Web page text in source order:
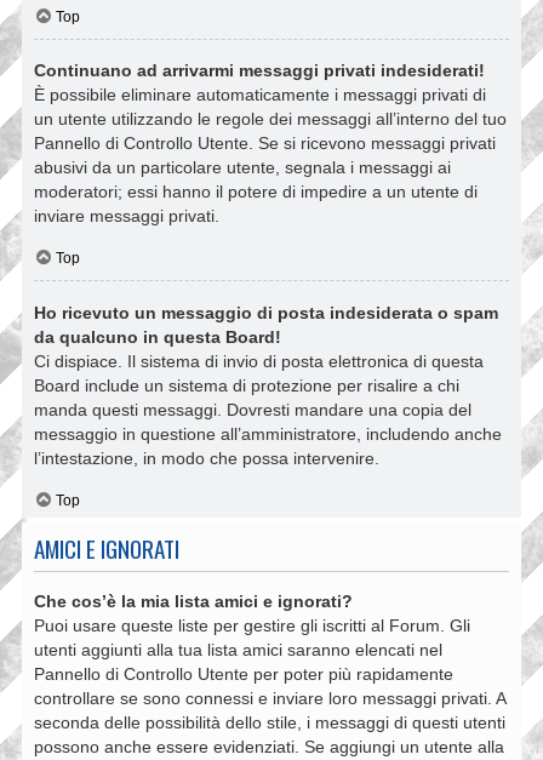
Top
Continuano ad arrivarmi messaggi privati indesiderati!
È possibile eliminare automaticamente i messaggi privati ​​di
un utente utilizzando le regole dei messaggi all’interno del tuo
Pannello di Controllo Utente. Se si ricevono messaggi privati ​​
abusivi da un particolare utente, segnala i messaggi ai
moderatori; essi hanno il potere di impedire a un utente di
inviare messaggi privati​​.
Top
Ho ricevuto un messaggio di posta indesiderata o spam
da qualcuno in questa Board!
Ci dispiace. Il sistema di invio di posta elettronica di questa
Board include un sistema di protezione per risalire a chi
manda questi messaggi. Dovresti mandare una copia del
messaggio in questione all’amministratore, includendo anche
l’intestazione, in modo che possa intervenire.
Top
AMICI E IGNORATI
Che cos’è la mia lista amici e ignorati?
Puoi usare queste liste per gestire gli iscritti al Forum. Gli
utenti aggiunti alla tua lista amici saranno elencati nel
Pannello di Controllo Utente per poter più rapidamente
controllare se sono connessi e inviare loro messaggi privati. A
seconda delle possibilità dello stile, i messaggi di questi utenti
possono anche essere evidenziati. Se aggiungi un utente alla